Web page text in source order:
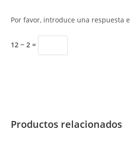
Por favor, introduce una respuesta
12 − 2 =
Productos relacionados